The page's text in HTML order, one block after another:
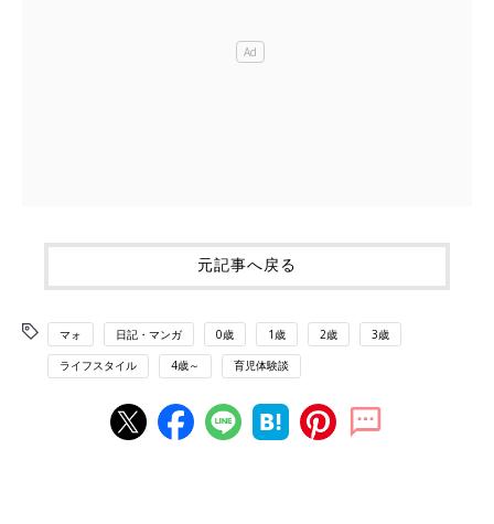
元記事へ戻る
マォ 日記・マンガ 0歳 1歳 2歳 3歳
ライフスタイル 4歳～ 育児体験談